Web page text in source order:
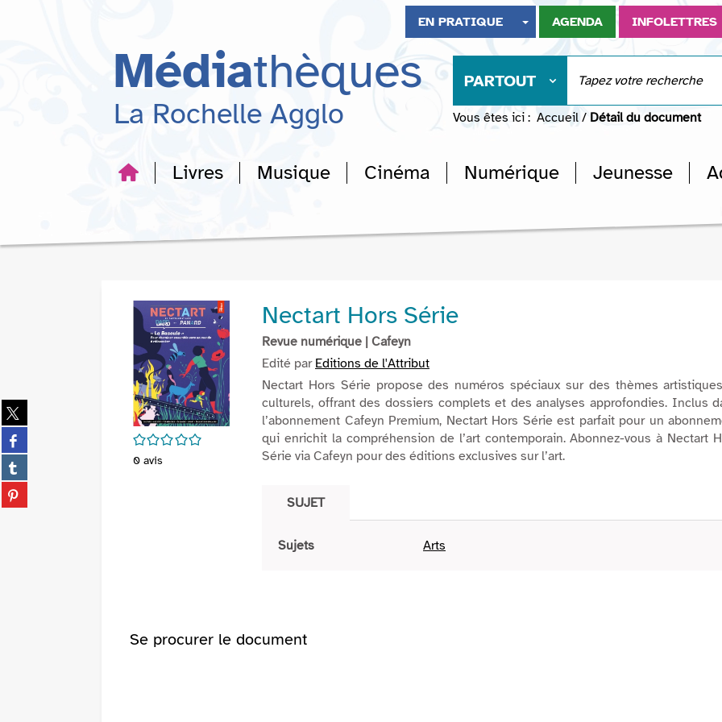
recherche
EN PRATIQUE AGENDA INFOLETTRES
Médiathèques
La Rochelle Agglo
PARTOUT
Vous êtes ici : Accueil / Détail du document
Livres Musique Cinéma Numérique Jeunesse
Partager
sur
twitter
(Nouvelle
fenêtre)
Partager
sur
facebook
(Nouvelle
fenêtre)
Partager
sur
tumblr
Partager
sur
/5
0 avis
Nectart Hors Série
Revue numérique | Cafeyn
Edité par Editions de l'Attribut
Nectart Hors Série propose des numéros spéciaux sur des thèmes
culturels, offrant des dossiers complets et des analyses approfondies. Inclus
l’abonnement Cafeyn Premium, Nectart Hors Série est parfait pour un
qui enrichit la compréhension de l’art contemporain. Abonnez-vous à Nectart
Série via Cafeyn pour des éditions exclusives sur l’art.
SUJET
Sujets Arts
Se procurer le document